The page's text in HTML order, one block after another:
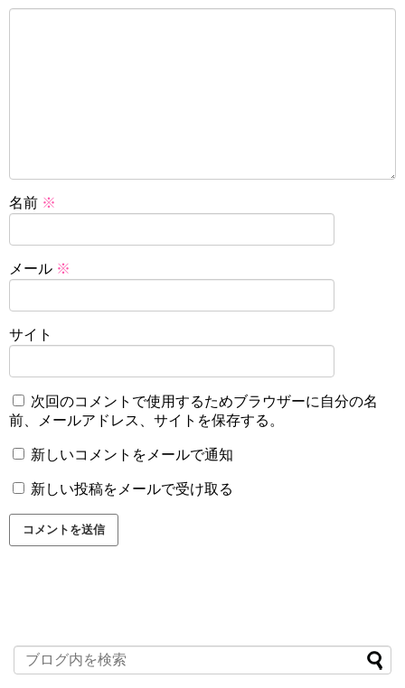
名前 ※
メール ※
サイト
次回のコメントで使用するためブラウザーに自分の名
前、メールアドレス、サイトを保存する。
新しいコメントをメールで通知
新しい投稿をメールで受け取る